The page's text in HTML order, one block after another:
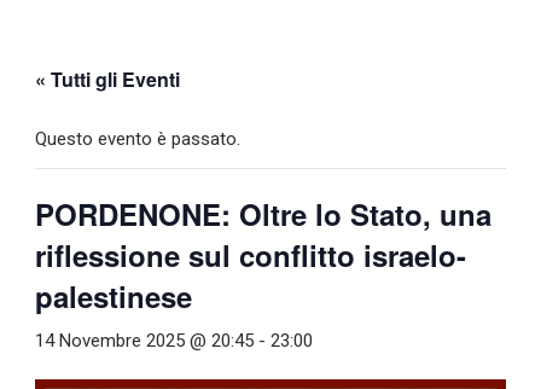
« Tutti gli Eventi
Questo evento è passato.
PORDENONE: Oltre lo Stato, una
riflessione sul conflitto israelo-
palestinese
14 Novembre 2025 @ 20:45 -23:00